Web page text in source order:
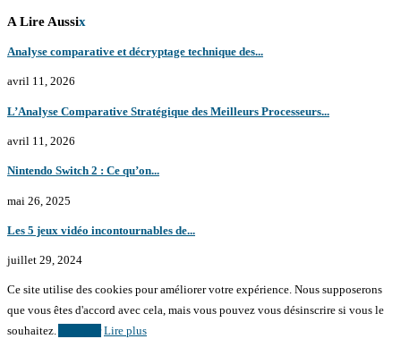
A Lire Aussix
Analyse comparative et décryptage technique des...
avril 11, 2026
L’Analyse Comparative Stratégique des Meilleurs Processeurs...
avril 11, 2026
Nintendo Switch 2 : Ce qu’on...
mai 26, 2025
Les 5 jeux vidéo incontournables de...
juillet 29, 2024
Ce site utilise des cookies pour améliorer votre expérience. Nous supposerons
que vous êtes d'accord avec cela, mais vous pouvez vous désinscrire si vous le
souhaitez.
Lire plus